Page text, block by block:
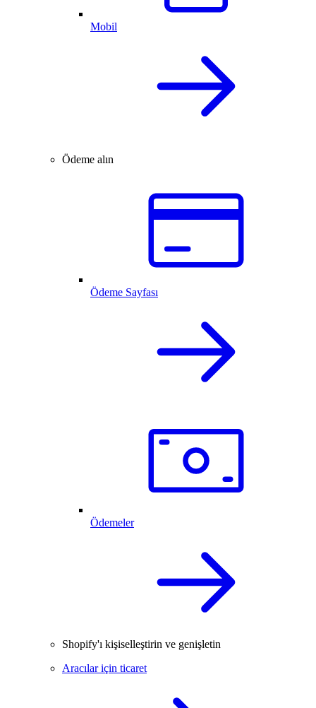
Mobil
Ödeme alın
Ödeme Sayfası
Ödemeler
Shopify'ı kişiselleştirin ve genişletin
Aracılar için ticaret